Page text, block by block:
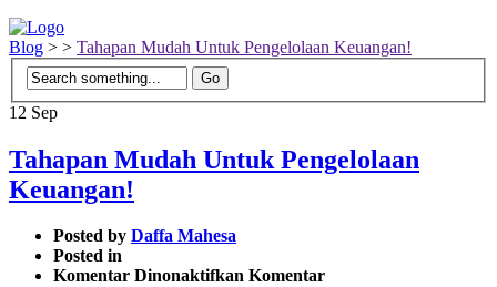
Blog > > Tahapan Mudah Untuk Pengelolaan Keuangan!
12 Sep
Tahapan Mudah Untuk Pengelolaan
Keuangan!
Posted by Daffa Mahesa
Posted in
Komentar Dinonaktifkan pada
Komentar